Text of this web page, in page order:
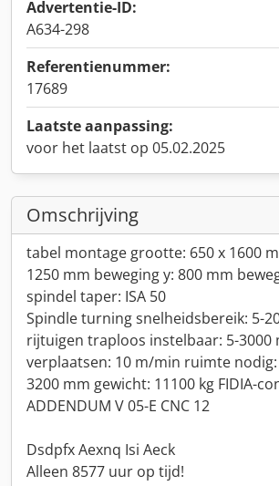
Advertentie-ID:
A634-298
Referentienummer:
17689
Laatste aanpassing:
voor het laatst op 05.02.2025
Omschrijving
tabel montage grootte: 650 x 1600
1250 mm beweging y: 800 mm
spindel taper: ISA 50
Spindle turning snelheidsbereik: 5-
rijtuigen traploos instelbaar: 5-3000
verplaatsen: 10 m/min ruimte nodig:
3200 mm gewicht: 11100 kg FIDIA-
ADDENDUM V 05-E CNC 12
Dsdpfx Aexnq Isi Aeck
Alleen 8577 uur op tijd!